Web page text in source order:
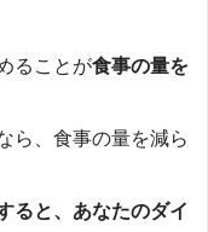
ることが食事の量を
ら、食事の量を減ら
ると、あなたのダイ